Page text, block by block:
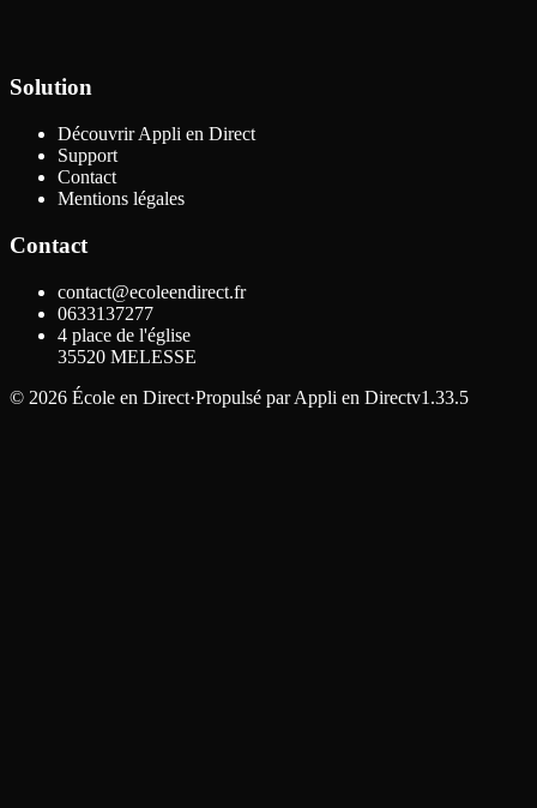
Solution
Découvrir Appli en Direct
Support
Contact
Mentions légales
Contact
contact@ecoleendirect.fr
0633137277
4 place de l'église
35520 MELESSE
© 2026 École en Direct·Propulsé par Appli en Directv1.33.5